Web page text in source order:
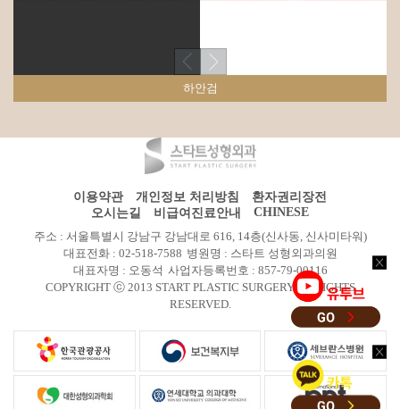
하안검
이용약관 개인정보 처리방침
환자권리장전
오시는길
비급여진료안내
CHINESE
주소 : 서울특별시 강남구 강남대로 616, 14층(신사동, 신사미타워)
대표전화 : 02-518-7588 병원명 : 스타트 성형외과의원
대표자명 : 오동석 사업자등록번호 : 857-79-00116
COPYRIGHT ⓒ 2013 START PLASTIC SURGERY All RIGHTS
RESERVED.